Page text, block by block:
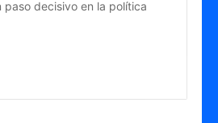
paso decisivo en la política